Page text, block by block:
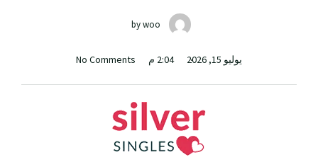
bywoo
يوليو 15, 2026 2:04 م No Comments